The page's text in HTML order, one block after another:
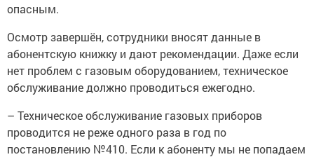
опасным.
Осмотр завершён, сотрудники вносят данные в
абонентскую книжку и дают рекомендации. Даже если
нет проблем с газовым оборудованием, техническое
обслуживание должно проводиться ежегодно.
– Техническое обслуживание газовых приборов
проводится не реже одного раза в год по
постановлению №410. Если к абоненту мы не попадаем